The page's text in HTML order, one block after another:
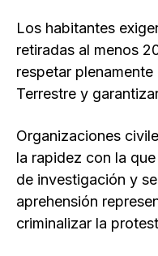
Los habitantes
retiradas al menos
respetar
Terrestre y
Organizaciones
la rapidez con la
de investigación y
aprehensión
criminalizar la